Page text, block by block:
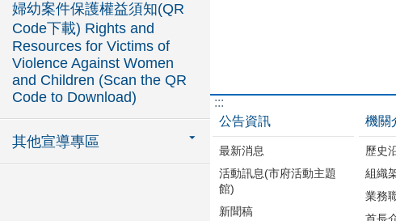
婦幼案件保護權益須知(QR
Code下載) Rights and
Resources for Victims of
Violence Against Women
and Children (Scan the QR
Code to Download)
其他宣導專區
:::
公告資訊
最新消息
活動訊息(市府活動主題
館)
新聞稿
機關
歷史
組織
業務